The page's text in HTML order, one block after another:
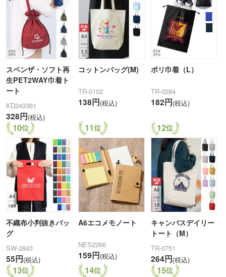
スペンザ・ソフト再
生PET2WAY巾着ト
ート
KD243361
328円(税込)
コットンバッグ(M)
TR-0102
138円(税込)
ポリ巾着（L）
TR-0284
182円(税込)
10
不織布小判抜きバッ
グ
SW-2843
55円(税込)
11
A6エコメモノート
NES2266
159円(税込)
12
キャンバスデイリー
トート（M）
TR-0751
264円(税込)
13 14 15